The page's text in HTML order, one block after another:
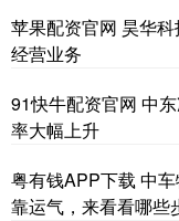
苹果配资官网 昊华
经营业务
91快牛配资官网 中
率大幅上升
粤有钱APP下载 中
靠运气，来看看哪些